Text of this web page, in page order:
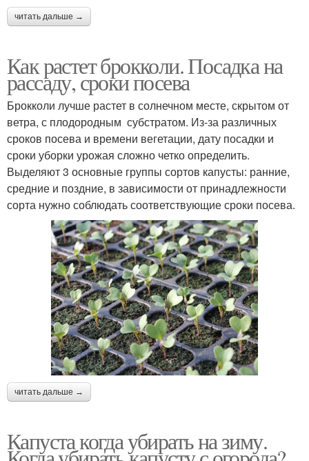
читать дальше →
Как растет брокколи. Посадка на
рассаду, сроки посева
Брокколи лучше растет в солнечном месте, скрытом от
ветра, с плодородным субстратом. Из-за различных
сроков посева и времени вегетации, дату посадки и
сроки уборки урожая сложно четко определить.
Выделяют 3 основные группы сортов капусты: ранние,
средние и поздние, в зависимости от принадлежности
сорта нужно соблюдать соответствующие сроки посева.
читать дальше →
Капуста когда убирать на зиму.